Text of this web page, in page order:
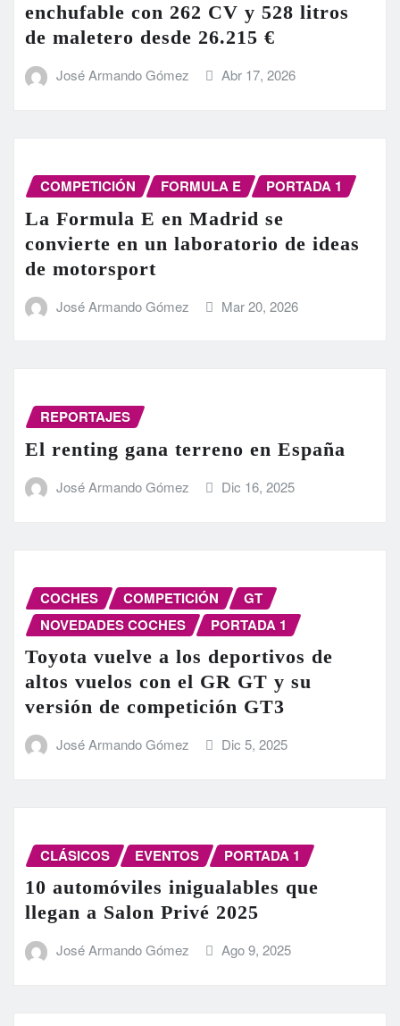
enchufable con 262 CV y 528 litros
de maletero desde 26.215 €
José Armando Gómez Abr 17, 2026
COMPETICIÓN FORMULA E PORTADA 1
La Formula E en Madrid se
convierte en un laboratorio de ideas
de motorsport
José Armando Gómez Mar 20, 2026
REPORTAJES
El renting gana terreno en España
José Armando Gómez Dic 16, 2025
COCHES COMPETICIÓN
GT
NOVEDADES COCHES
PORTADA 1
Toyota vuelve a los deportivos de
altos vuelos con el GR GT y su
versión de competición GT3
José Armando Gómez Dic 5, 2025
CLÁSICOS EVENTOS PORTADA 1
10 automóviles inigualables que
llegan a Salon Privé 2025
José Armando Gómez Ago 9, 2025